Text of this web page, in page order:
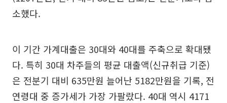
소했다.
이 기간 가계대출은 30대와 40대를 주축으로 확대됐
다. 특히 30대 차주들의 평균 대출액(신규취급 기준)
은 전분기 대비 635만원 늘어난 5182만원을 기록, 전
연령대 중 증가세가 가장 가팔랐다. 40대 역시 4171